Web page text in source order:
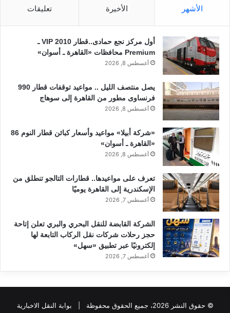
الأشهر الأخيرة تعليقات
أول مركز نجع حمادى..قطار 2010 VIP ـ
Premium محافظات «القاهرة ـ أسوان»
أغسطس 8, 2026
يصل منتصف الليل .. مواعيد توقفات قطار 990
فرنساوى مطور من القاهرة إلى سوهاج
أغسطس 8, 2026
«شركة أبيلا» مواعيد وأسعار كبائن قطار النوم 86
«القاهرة ـ أسوان»
أغسطس 8, 2026
تعرف على مواعيدها.. قطارات التالجو تنطلق من
الإسكندرية إلى القاهرة يوميًا
أغسطس 7, 2026
الشركة القابضة للنقل البحري والبري تعلن إتاحة
حجز رحلات شركات نقل الركاب التابعة لها
إلكترونيًا عبر تطبيق «سهل»
أغسطس 7, 2026
© حقوق النشر 2026، جميع الحقوق محفوظة | بوابة النقل الاخبارية